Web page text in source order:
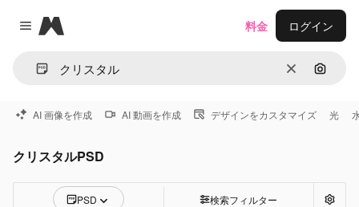
Close menu
Magnific
消去 画像で
料金 ログイン
AI 画像を作成 AI 動画を作成 デザインをカスタマイズ 光
クリスタルPSD
PSD 検索フィルター